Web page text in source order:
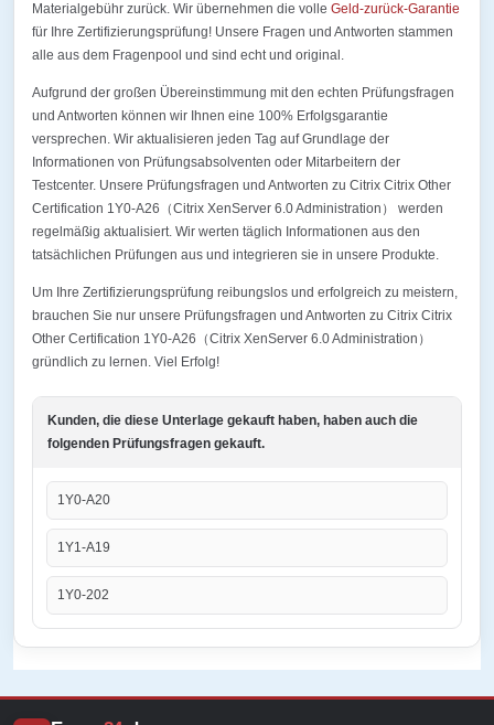
Materialgebühr zurück. Wir übernehmen die volle Geld-zurück-Garantie
für Ihre Zertifizierungsprüfung! Unsere Fragen und Antworten stammen
alle aus dem Fragenpool und sind echt und original.
Aufgrund der großen Übereinstimmung mit den echten Prüfungsfragen
und Antworten können wir Ihnen eine 100% Erfolgsgarantie
versprechen. Wir aktualisieren jeden Tag auf Grundlage der
Informationen von Prüfungsabsolventen oder Mitarbeitern der
Testcenter. Unsere Prüfungsfragen und Antworten zu Citrix Citrix Other
Certification 1Y0-A26（Citrix XenServer 6.0 Administration） werden
regelmäßig aktualisiert. Wir werten täglich Informationen aus den
tatsächlichen Prüfungen aus und integrieren sie in unsere Produkte.
Um Ihre Zertifizierungsprüfung reibungslos und erfolgreich zu meistern,
brauchen Sie nur unsere Prüfungsfragen und Antworten zu Citrix Citrix
Other Certification 1Y0-A26（Citrix XenServer 6.0 Administration）
gründlich zu lernen. Viel Erfolg!
Kunden, die diese Unterlage gekauft haben, haben auch die
folgenden Prüfungsfragen gekauft.
1Y0-A20
1Y1-A19
1Y0-202